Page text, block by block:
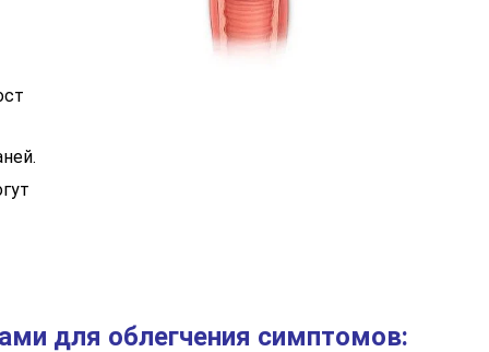
для облегчения симптомов: